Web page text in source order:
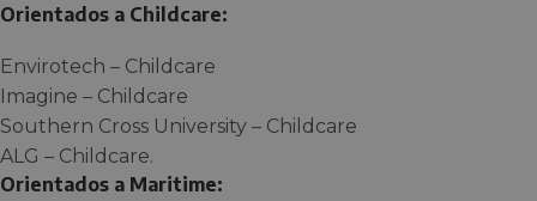
Orientados a Childcare:
Envirotech – Childcare
Imagine – Childcare
Southern Cross University – Childcare
ALG – Childcare.
Orientados a Maritime: